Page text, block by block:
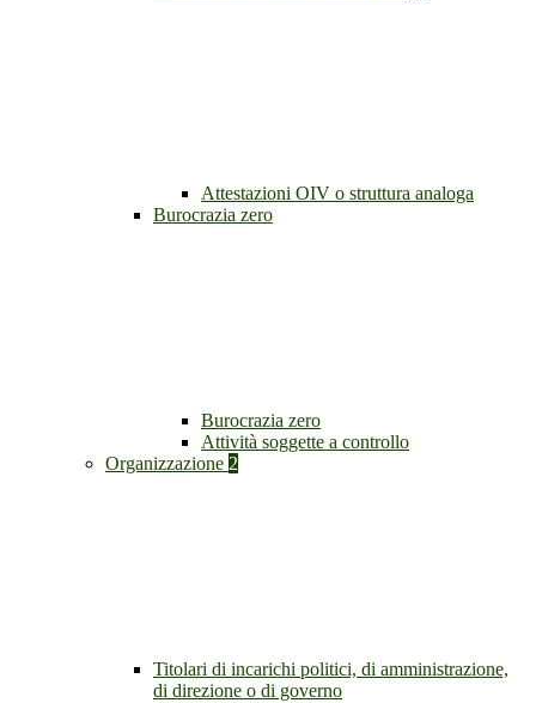
Attestazioni OIV o struttura analoga
Burocrazia zero
Burocrazia zero
Attività soggette a controllo
Organizzazione 2
Titolari di incarichi politici, di amministrazione,
di direzione o di governo